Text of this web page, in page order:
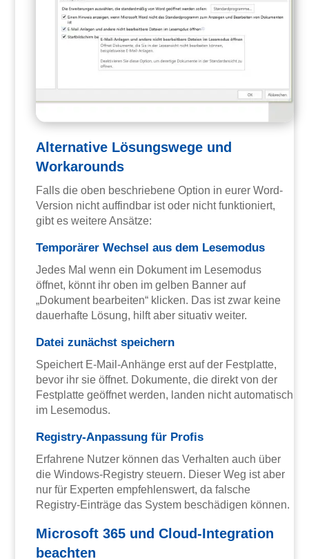
Alternative Lösungswege und
Workarounds
Falls die oben beschriebene Option in eurer Word-
Version nicht auffindbar ist oder nicht funktioniert,
gibt es weitere Ansätze:
Temporärer Wechsel aus dem Lesemodus
Jedes Mal wenn ein Dokument im Lesemodus
öffnet, könnt ihr oben im gelben Banner auf
„Dokument bearbeiten“ klicken. Das ist zwar keine
dauerhafte Lösung, hilft aber situativ weiter.
Datei zunächst speichern
Speichert E-Mail-Anhänge erst auf der Festplatte,
bevor ihr sie öffnet. Dokumente, die direkt von der
Festplatte geöffnet werden, landen nicht automatisch
im Lesemodus.
Registry-Anpassung für Profis
Erfahrene Nutzer können das Verhalten auch über
die Windows-Registry steuern. Dieser Weg ist aber
nur für Experten empfehlenswert, da falsche
Registry-Einträge das System beschädigen können.
Microsoft 365 und Cloud-Integration
beachten